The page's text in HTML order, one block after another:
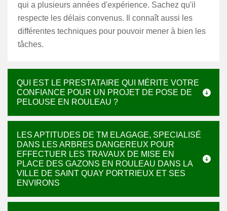
qui a plusieurs années d'expérience. Sachez qu'il
respecte les délais convenus. Il connaît aussi les
différentes techniques pour pouvoir mener à bien les
tâches.
QUI EST LE PRESTATAIRE QUI MÉRITE VOTRE
CONFIANCE POUR UN PROJET DE POSE DE
PELOUSE EN ROULEAU ?
LES APTITUDES DE TM ELAGAGE, SPECIALISÉ
DANS LES ARBRES DANGEREUX POUR
EFFECTUER LES TRAVAUX DE MISE EN
PLACE DES GAZONS EN ROULEAU DANS LA
VILLE DE SAINT QUAY PORTRIEUX ET SES
ENVIRONS